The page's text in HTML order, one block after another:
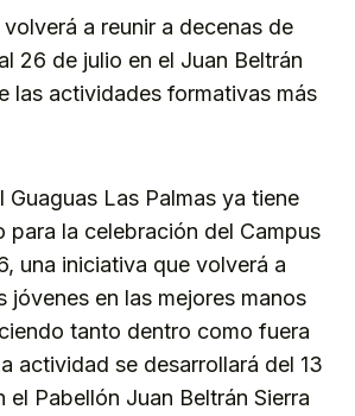
a reunir a decenas de
26 de julio en el Juan Beltrán
las actividades formativas más
Guaguas Las Palmas ya tiene
para la celebración del Campus
una iniciativa que volverá a
jóvenes en las mejores manos
tanto dentro como fuera
actividad se desarrollará del 13
el Pabellón Juan Beltrán Sierra